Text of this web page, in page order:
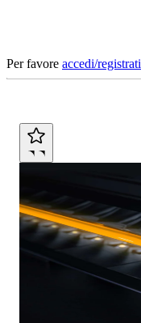
Per favore accedi/registrati